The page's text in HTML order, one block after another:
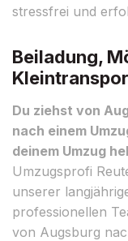
stressfrei und
Beiladung,
Du ziehst von
nach einem
deinem Umzug
Umzugsprofi
unserer
professionellen
von Augsburg